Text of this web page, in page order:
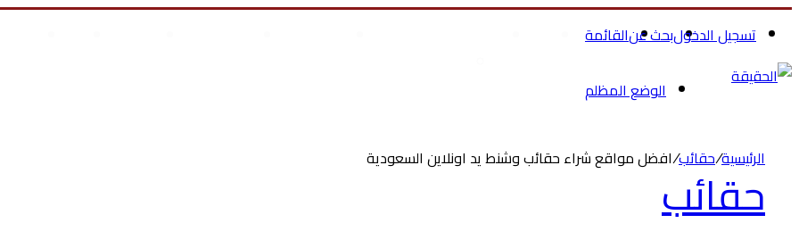
القائمةبحث عنتسجيل الدخول
الوضع المظلم
الرئيسية/حقائب/افضل مواقع شراء حقائب وشنط يد اونلاين السعوديةحقائب